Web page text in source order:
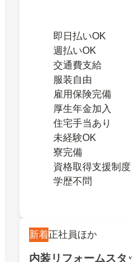
即日払いOK
週払いOK
交通費支給
服装自由
雇用保険完備
厚生年金加入
住宅手当あり
未経験OK
寮完備
資格取得支援制度
学歴不問
新着正社員ほか
内装リフォームスタ